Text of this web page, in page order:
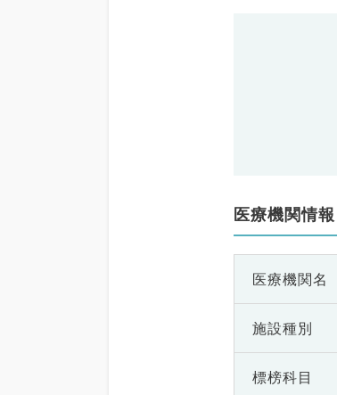
医療機関情報
医療機関名
施設種別
標榜科目